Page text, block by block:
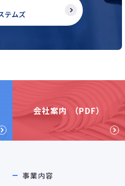
テムズ
会社案内 （PDF）
事業内容